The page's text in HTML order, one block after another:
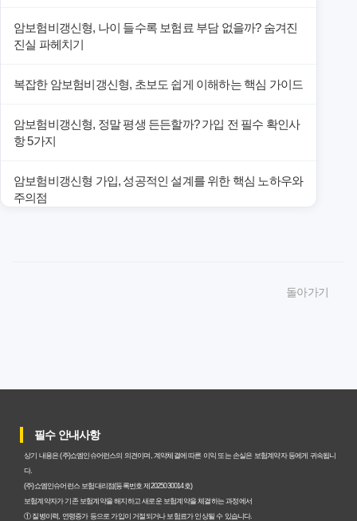
암보험비갱신형, 나이 들수록 보험료 부담 없을까? 숨겨진
진실 파헤치기
복잡한 암보험비갱신형, 초보도 쉽게 이해하는 핵심 가이드
암보험비갱신형, 정말 평생 든든할까? 가입 전 필수 확인사
항 5가지
암보험비갱신형 가입, 성공적인 설계를 위한 핵심 노하우와
주의점
갱신형 암보험과 비갱신형, 어떤 차이가 있을까? 내게 맞는
암보험비갱신형, 평생 고정 보험료의 숨겨진 가치와 현명한
선택 기준
암보험 비갱신형, 왜 지금 선택해야 할까요? 미래 보험료 걱
돌아가기
필수 안내사항
상기 내용은 (주)쇼엠인슈어런스의 의견이며, 계약체결에 따른 이익 또는 손실은 보험계약자 등에게 귀속됩니
다.
(주)쇼엠인슈어런스 보험대리점(등록번호 제2025030014호)
보험계약자가 기존 보험계약을 해지하고 새로운 보험계약을 체결하는 과정에서
① 질병이력, 연령증가 등으로 가입이 거절되거나 보험료가 인상될 수 있습니다.